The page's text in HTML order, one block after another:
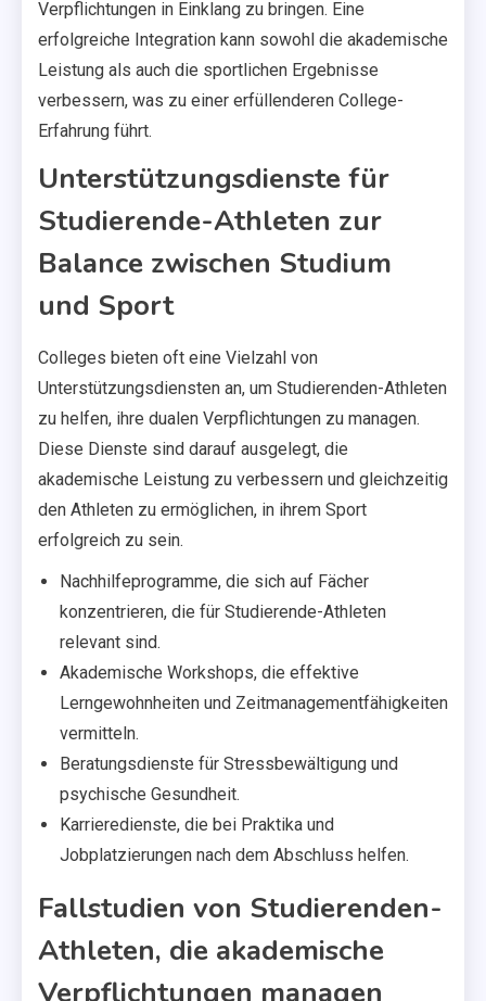
Verpflichtungen in Einklang zu bringen. Eine
erfolgreiche Integration kann sowohl die akademische
Leistung als auch die sportlichen Ergebnisse
verbessern, was zu einer erfüllenderen College-
Erfahrung führt.
Unterstützungsdienste für
Studierende-Athleten zur
Balance zwischen Studium
und Sport
Colleges bieten oft eine Vielzahl von
Unterstützungsdiensten an, um Studierenden-Athleten
zu helfen, ihre dualen Verpflichtungen zu managen.
Diese Dienste sind darauf ausgelegt, die
akademische Leistung zu verbessern und gleichzeitig
den Athleten zu ermöglichen, in ihrem Sport
erfolgreich zu sein.
Nachhilfeprogramme, die sich auf Fächer
konzentrieren, die für Studierende-Athleten
relevant sind.
Akademische Workshops, die effektive
Lerngewohnheiten und Zeitmanagementfähigkeiten
vermitteln.
Beratungsdienste für Stressbewältigung und
psychische Gesundheit.
Karrieredienste, die bei Praktika und
Jobplatzierungen nach dem Abschluss helfen.
Fallstudien von Studierenden-
Athleten, die akademische
Verpflichtungen managen